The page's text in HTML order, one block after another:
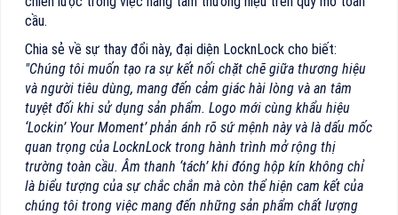
cầu.
Chia sẻ về sự thay đổi này, đại diện LocknLock cho biết:
"Chúng tôi muốn tạo ra sự kết nối chặt chẽ giữa thương hiệu
và người tiêu dùng, mang đến cảm giác hài lòng và an tâm
tuyệt đối khi sử dụng sản phẩm. Logo mới cùng khẩu hiệu
‘Lockin’ Your Moment’ phản ánh rõ sứ mệnh này và là dấu mốc
quan trọng của LocknLock trong hành trình mở rộng thị
trường toàn cầu. Âm thanh ‘tách’ khi đóng hộp kín không chỉ
là biểu tượng của sự chắc chắn mà còn thể hiện cam kết của
chúng tôi trong việc mang đến những sản phẩm chất lượng